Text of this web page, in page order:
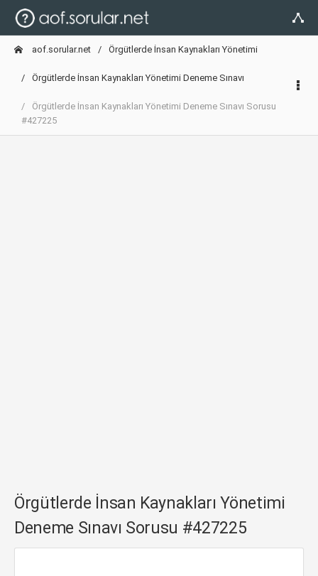
aof.sorular.net Örgütlerde İnsan Kaynakları Yönetimi
Örgütlerde İnsan Kaynakları Yönetimi Deneme Sınavı
Örgütlerde İnsan Kaynakları Yönetimi Deneme Sınavı Sorusu
#427225
Örgütlerde İnsan Kaynakları Yönetimi
Deneme Sınavı Sorusu #427225